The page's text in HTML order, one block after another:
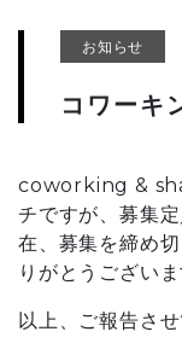
お知らせ
コワーキ
coworking &
チですが、募集
在、募集を締め
りがとうございま
以上、ご報告させ